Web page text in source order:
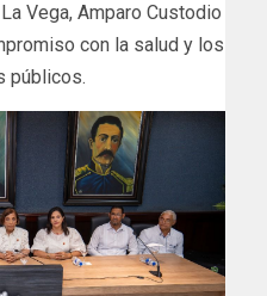
Vega, Amparo Custodio
con la salud y los
públicos.